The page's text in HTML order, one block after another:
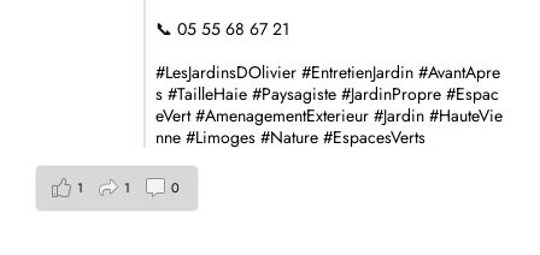
📞 05 55 68 67 21
#LesJardinsDOlivier#EntretienJardin #AvantApre
s #TailleHaie #Paysagiste #JardinPropre #Espac
eVert #AmenagementExterieur #Jardin #HauteVie
nne #Limoges #Nature #EspacesVerts
1 1 0